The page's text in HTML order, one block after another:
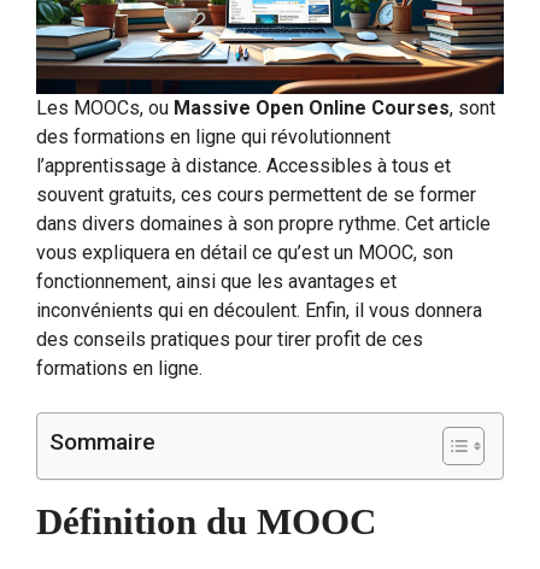
Les MOOCs, ou Massive Open Online Courses, sont
des formations en ligne qui révolutionnent
l’apprentissage à distance. Accessibles à tous et
souvent gratuits, ces cours permettent de se former
dans divers domaines à son propre rythme. Cet article
vous expliquera en détail ce qu’est un MOOC, son
fonctionnement, ainsi que les avantages et
inconvénients qui en découlent. Enfin, il vous donnera
des conseils pratiques pour tirer profit de ces
formations en ligne.
Sommaire
Définition du MOOC